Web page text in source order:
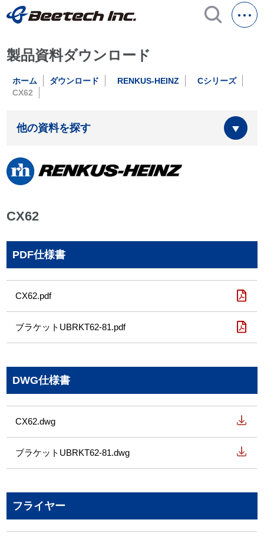
製品資料ダウンロード
ホーム ダウンロード RENKUS-HEINZ
Cシリーズ
CX62
他の資料を探す
CX62
PDF仕様書
CX62.pdf
ブラケットUBRKT62-81.pdf
DWG仕様書
CX62.dwg
ブラケットUBRKT62-81.dwg
フライヤー